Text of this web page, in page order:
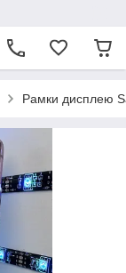
Рамки дисплею